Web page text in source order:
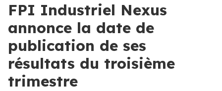
FPI Industriel Nexus
annonce la date de
publication de ses
résultats du troisième
trimestre